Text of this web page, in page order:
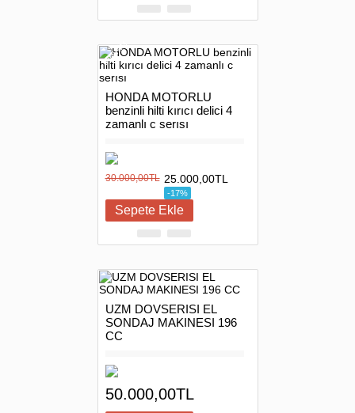
HONDA MOTORLU
benzinli hilti kırıcı delici 4
zamanlı c serısı
30.000,00TL 25.000,00TL
-17%
INDIRIM
UZM DOVSERISI EL
SONDAJ MAKINESI 196
CC
50.000,00TL